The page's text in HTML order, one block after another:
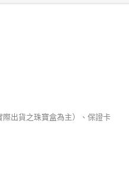
出貨之珠寶盒為主）、保證卡